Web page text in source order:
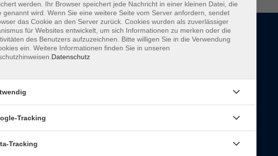
Startseite
werden. Ihr Browser speichert jede Nachricht in einer kleinen Datei, die
genannt wird. Wenn Sie eine weitere Seite vom Server anfordern, sendet
das Cookie an den Server zurück. Cookies wurden als zuverlässiger
für Websites entwickelt, um sich Informationen zu merken oder die
des Benutzers aufzuzeichnen. Bitte willigen Sie in die Verwendung
ein. Weitere Informationen finden Sie in unseren
Datenschutz
Tracking
Tracking